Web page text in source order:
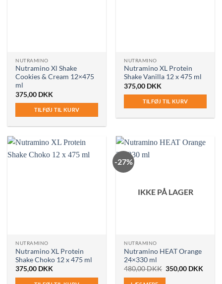
NUTRAMINO
Nutramino Xl Shake
Cookies & Cream 12×475
ml
375,00 DKK
TILFØJ TIL KURV
NUTRAMINO
Nutramino XL Protein
Shake Vanilla 12 x 475 ml
375,00 DKK
TILFØJ TIL KURV
NUTRAMINO
Nutramino XL Protein
Shake Choko 12 x 475 ml
375,00 DKK
-27%
IKKE PÅ LAGER
NUTRAMINO
Nutramino HEAT Orange
24×330 ml
480,00DKK Den
oprindelige
350,00 DKK